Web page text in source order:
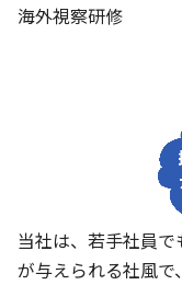
海外視察研修
当社は、若手社員
が与えられる社風